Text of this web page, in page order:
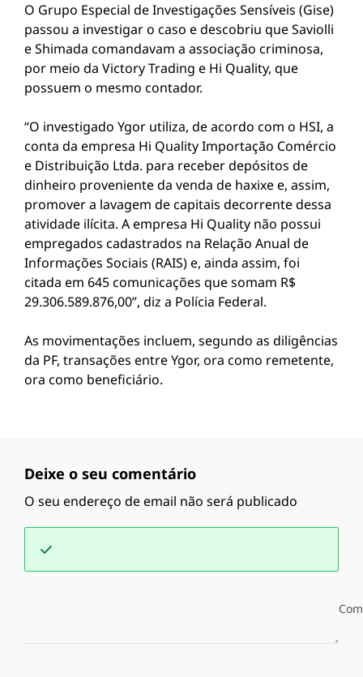
O Grupo Especial de Investigações Sensíveis (Gise)
passou a investigar o caso e descobriu que Saviolli
e Shimada comandavam a associação criminosa,
por meio da Victory Trading e Hi Quality, que
possuem o mesmo contador.
“O investigado Ygor utiliza, de acordo com o HSI, a
conta da empresa Hi Quality Importação Comércio
e Distribuição Ltda. para receber depósitos de
dinheiro proveniente da venda de haxixe e, assim,
promover a lavagem de capitais decorrente dessa
atividade ilícita. A empresa Hi Quality não possui
empregados cadastrados na Relação Anual de
Informações Sociais (RAIS) e, ainda assim, foi
citada em 645 comunicações que somam R$
29.306.589.876,00”, diz a Polícia Federal.
As movimentações incluem, segundo as diligências
da PF, transações entre Ygor, ora como remetente,
ora como beneficiário.
Deixe o seu comentário
O seu endereço de email não será publicado